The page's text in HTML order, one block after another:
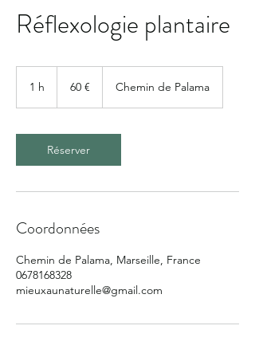
Réflexologie plantaire
1 h 60 € Chemin de Palama
Réserver
Coordonnées
Chemin de Palama, Marseille, France
0678168328
mieuxaunaturelle@gmail.com